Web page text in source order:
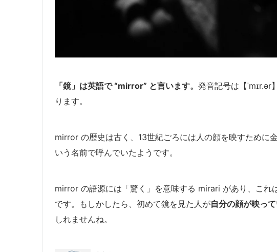
「鏡」は英語で “mirror” と言います。 発音記号は【
ります。
mirror の歴史は古く、13世紀ごろには人の顔を映すために
いう名前で呼んでいたようです。
mirror の語源には「驚く」を意味する mirari があり、これ
です。もしかしたら、初めて鏡を見た人が自分の顔が映っ
しれませんね。